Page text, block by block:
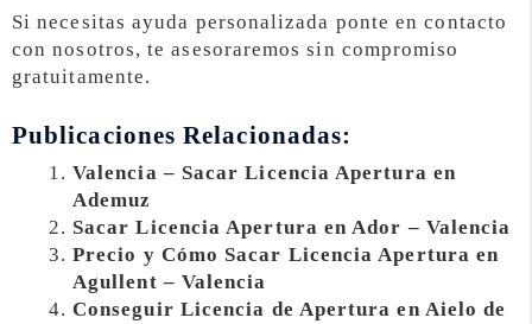
Si necesitas ayuda personalizada ponte en contacto
con nosotros, te asesoraremos sin compromiso
gratuitamente.
Publicaciones Relacionadas:
Valencia – Sacar Licencia Apertura en
Ademuz
Sacar Licencia Apertura en Ador – Valencia
Precio y Cómo Sacar Licencia Apertura en
Agullent – Valencia
Conseguir Licencia de Apertura en Aielo de